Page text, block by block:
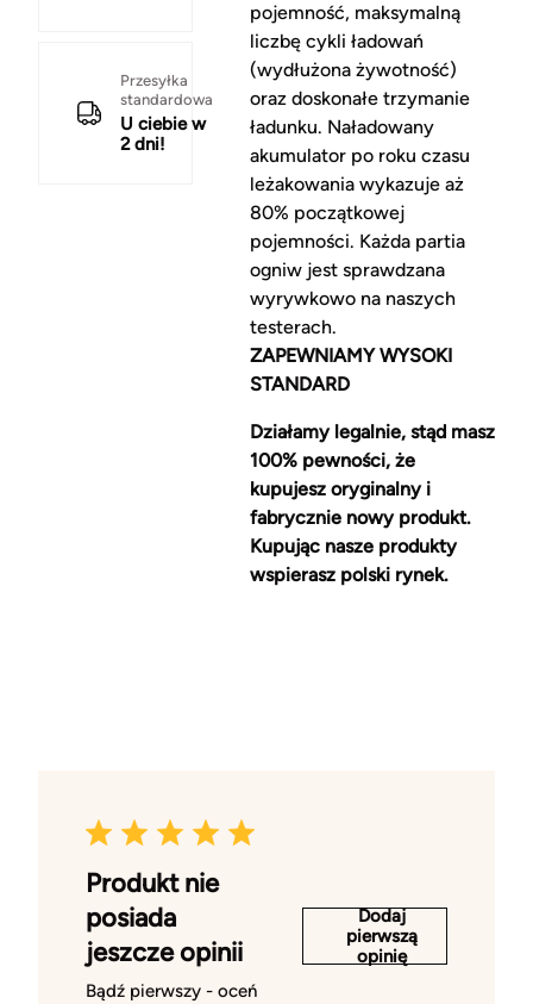
Przesyłka
standardowa
U ciebie w
2 dni!
pojemność, maksymalną
liczbę cykli ładowań
(wydłużona żywotność)
oraz doskonałe trzymanie
ładunku. Naładowany
akumulator po roku czasu
leżakowania wykazuje aż
80% początkowej
pojemności. Każda partia
ogniw jest sprawdzana
wyrywkowo na naszych
testerach.
ZAPEWNIAMY WYSOKI
STANDARD
Działamy legalnie, stąd masz
100% pewności, że
kupujesz oryginalny i
fabrycznie nowy produkt.
Kupując nasze produkty
wspierasz polski rynek.
Produkt nie
posiada
jeszcze opinii
Bądź pierwszy - oceń
Dodaj
pierwszą
opinię